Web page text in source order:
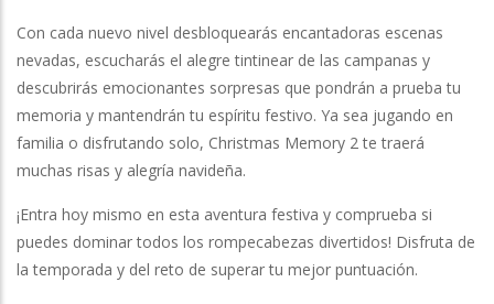
Con cada nuevo nivel desbloquearás encantadoras escenas
nevadas, escucharás el alegre tintinear de las campanas y
descubrirás emocionantes sorpresas que pondrán a prueba tu
memoria y mantendrán tu espíritu festivo. Ya sea jugando en
familia o disfrutando solo, Christmas Memory 2 te traerá
muchas risas y alegría navideña.
¡Entra hoy mismo en esta aventura festiva y comprueba si
puedes dominar todos los rompecabezas divertidos! Disfruta de
la temporada y del reto de superar tu mejor puntuación.